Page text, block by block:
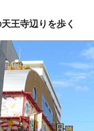
年 冬の天王寺辺りを歩く